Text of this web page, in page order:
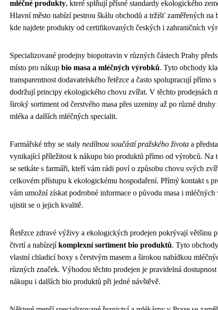
mléčné produkty, které splňují přísné standardy ekologického
Hlavní město nabízí pestrou škálu obchodů a tržišť zaměřených na
kde najdete produkty od certifikovaných českých i zahraničních
Specializované prodejny biopotravin v různých částech Prahy
místo pro nákup bio masa a mléčných výrobků. Tyto obchody
transparentnost dodavatelského řetězce a často spolupracují přímo
dodržují principy ekologického chovu zvířat. V těchto prodejnách
široký sortiment od čerstvého masa přes uzeniny až po různé
mléka a dalších mléčných specialit.
Farmářské trhy se staly nedílnou součástí pražského života a
vynikající příležitost k nákupu bio produktů přímo od výrobců. Na
se setkáte s farmáři, kteří vám rádi poví o způsobu chovu svých
celkovém přístupu k ekologickému hospodaření. Přímý kontakt s
vám umožní získat podrobné informace o původu masa i mléčných
ujistit se o jejich kvalitě.
Řetězce zdravé výživy a ekologických prodejen pokrývají většinu
čtvrtí a nabízejíkomplexní sortiment bio produktů. Tyto
vlastní chladicí boxy s čerstvým masem a širokou nabídkou
různých značek. Výhodou těchto prodejen je pravidelná dostupnost
nákupu i dalších bio produktů při jedné návštěvě.